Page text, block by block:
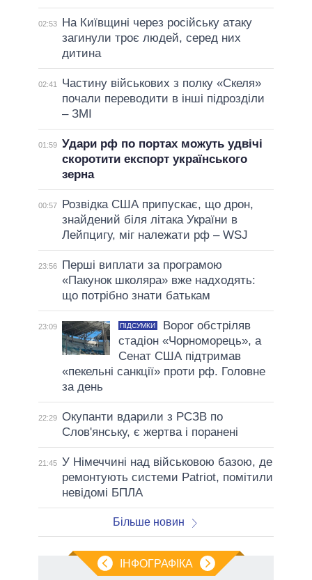
02:53
На Київщині через російську атаку
загинули троє людей, серед них
дитина
02:41
Частину військових з полку «Скеля»
почали переводити в інші підрозділи
– ЗМІ
01:59 Удари рф по портах можуть удвічі
скоротити експорт українського
зерна
00:57
Розвідка США припускає, що дрон,
знайдений біля літака України в
Лейпцигу, міг належати рф – WSJ
23:56
Перші виплати за програмою
«Пакунок школяра» вже надходять:
що потрібно знати батькам
23:09 ПІДСУМКИ
Ворог обстріляв
стадіон «Чорноморець», а
Сенат США підтримав
«пекельні санкції» проти рф. Головне
за день
22:29 Окупанти вдарили з РСЗВ по
Слов'янську, є жертва і поранені
21:45 У Німеччині над військовою базою, де
ремонтують системи Patriot, помітили
невідомі БПЛА
Більше новин
ІНФОГРАФІКА